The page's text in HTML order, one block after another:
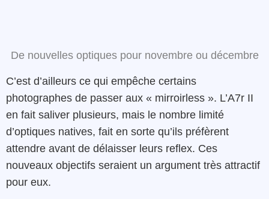
De nouvelles optiques pour novembre ou décembre
C’est d’ailleurs ce qui empêche certains
photographes de passer aux « mirroirless ». L’A7r II
en fait saliver plusieurs, mais le nombre limité
d’optiques natives, fait en sorte qu’ils préfèrent
attendre avant de délaisser leurs reflex. Ces
nouveaux objectifs seraient un argument très attractif
pour eux.